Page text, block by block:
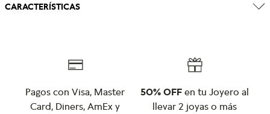
CARACTERÍSTICAS
Pagos con Visa, Master
Card, Diners, AmEx y
50% OFF en tu Joyero al
llevar 2 joyas o más